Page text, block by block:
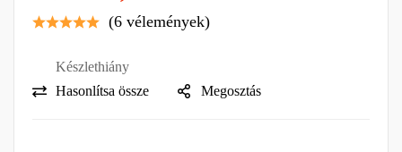
(6 vélemények)
Készlethiány
Hasonlítsa össze
Megosztás